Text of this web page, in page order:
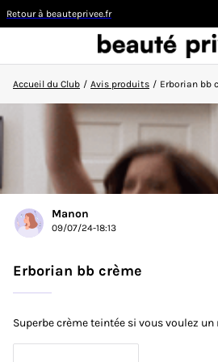
Retour à beauteprivee.fr
Visiteur
CONNEXION/
faire vos premiers pas ici !
ACCUEIL DU CLUB
ACTUALITÉS
Accueil du Club / Avis produits / Erborian bb
Manon
09/07/24-18:13
Erborian bb crème
Superbe crème teintée si vous voulez